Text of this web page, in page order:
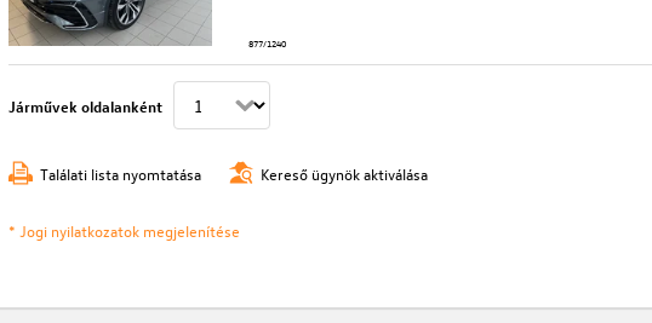
877/1240
Járművek oldalanként
Találati lista nyomtatása Kereső ügynök aktiválása
* Jogi nyilatkozatok megjelenítése